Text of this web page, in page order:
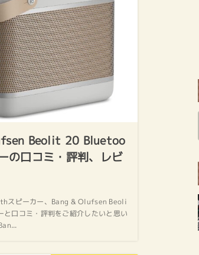
Beolit 20 Bluetoo
の口コミ・評判、レビ
スピーカー、Bang & Olufsen Beoli
口コミ・評判をご紹介したいと思い